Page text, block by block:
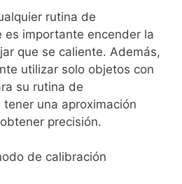
rutina de
es importante encender la
que se caliente. Además,
utilizar solo objetos con
su rutina de
tener una aproximación
precisión.
de calibración